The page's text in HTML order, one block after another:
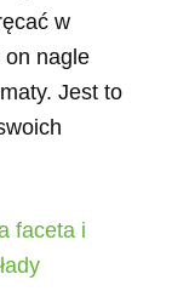
w
on nagle
Jest to
faceta i